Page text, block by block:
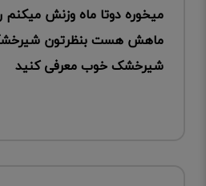
ماهش هست بنظرتون
شیرخشک خوب معرفی کنید